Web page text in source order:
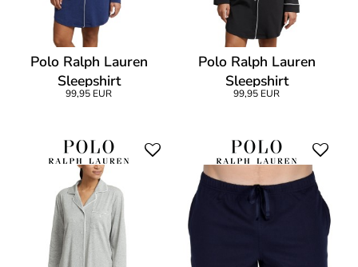
Polo Ralph Lauren
Sleepshirt
99,95 EUR
Polo Ralph Lauren
Sleepshirt
99,95 EUR